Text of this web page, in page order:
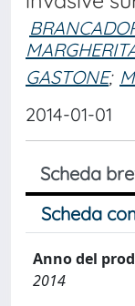
GASTONE;
2014-01-01
Scheda
Scheda
Anno del
2014